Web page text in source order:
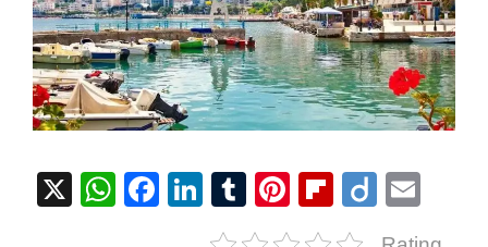
X
W
F
Li
n
T
u
Pi
nt
Fl
ip
Di